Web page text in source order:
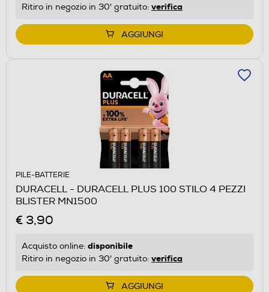
Ritiro in negozio in 30' gratuito: verifica
AGGIUNGI
PILE-BATTERIE
DURACELL - DURACELL PLUS 100 STILO 4 PEZZI
BLISTER MN1500
€ 3,90
Acquisto online: disponibile
Ritiro in negozio in 30' gratuito: verifica
AGGIUNGI